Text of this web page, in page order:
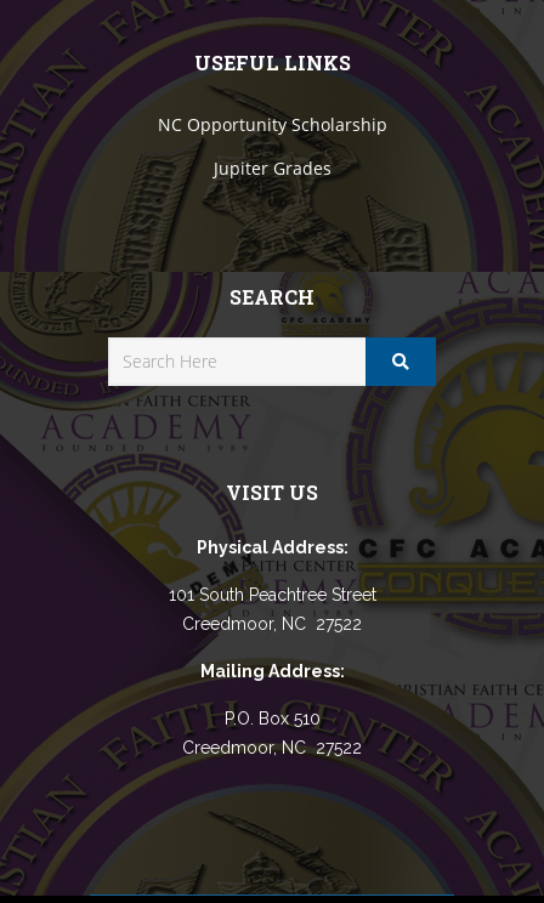
USEFUL LINKS
NC Opportunity Scholarship
Jupiter Grades
SEARCH
VISIT US
Physical Address:
101 South Peachtree Street
Creedmoor, NC 27522
Mailing Address:
P.O. Box 510
Creedmoor, NC 27522